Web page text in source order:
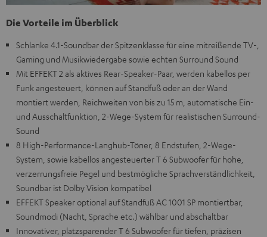
Die Vorteile im Überblick
Schlanke 4.1-Soundbar der Spitzenklasse für eine mitreißende TV-,
Gaming und Musikwiedergabe sowie echten Surround Sound
Mit EFFEKT 2 als aktives Rear-Speaker-Paar, werden kabellos per
Funk angesteuert, können auf Standfuß oder an der Wand
montiert werden, Reichweiten von bis zu 15 m, automatische Ein-
und Ausschaltfunktion, 2-Wege-System für realistischen Surround-
Sound
8 High-Performance-Langhub-Töner, 8 Endstufen, 2-Wege-
System, sowie kabellos angesteuerter T 6 Subwoofer für hohe,
verzerrungsfreie Pegel und bestmögliche Sprachverständlichkeit,
Soundbar ist Dolby Vision kompatibel
EFFEKT Speaker optional auf Standfuß AC 1001 SP montiertbar,
Soundmodi (Nacht, Sprache etc.) wählbar und abschaltbar
Innovativer, platzsparender T 6 Subwoofer für tiefen, präzisen